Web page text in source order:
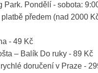
Park. Pondělí - sobota:
předem (nad 2000
- 49 Kč
– Balík Do ruky - 89 Kč
doručení v Praze -